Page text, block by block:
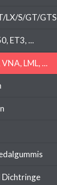
LX/S/GT/GTS
ET3, ...
LML, ...
Dichtringe